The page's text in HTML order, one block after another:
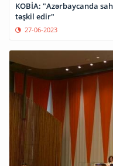
KOBİA: "Azərbaycanda sahibkarların 99
təşkil edir"
27-06-2023